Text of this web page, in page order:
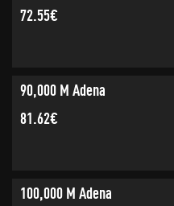
72.55€
90,000 M Adena
81.62€
100,000 M Adena